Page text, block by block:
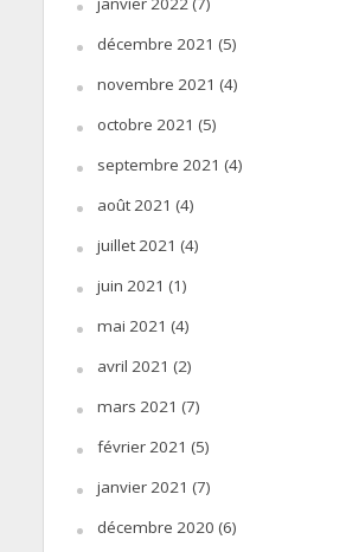
décembre 2021 (5)
novembre 2021 (4)
octobre 2021 (5)
septembre 2021 (4)
août 2021 (4)
juillet 2021 (4)
juin 2021 (1)
mai 2021 (4)
avril 2021 (2)
mars 2021 (7)
février 2021 (5)
janvier 2021 (7)
décembre 2020 (6)